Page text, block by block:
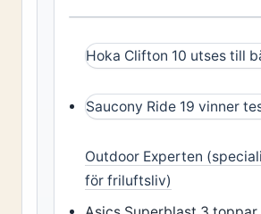
Hoka Clifton 10 utses till
Saucony Ride 19 vinner
Outdoor Experten
för friluftsliv)